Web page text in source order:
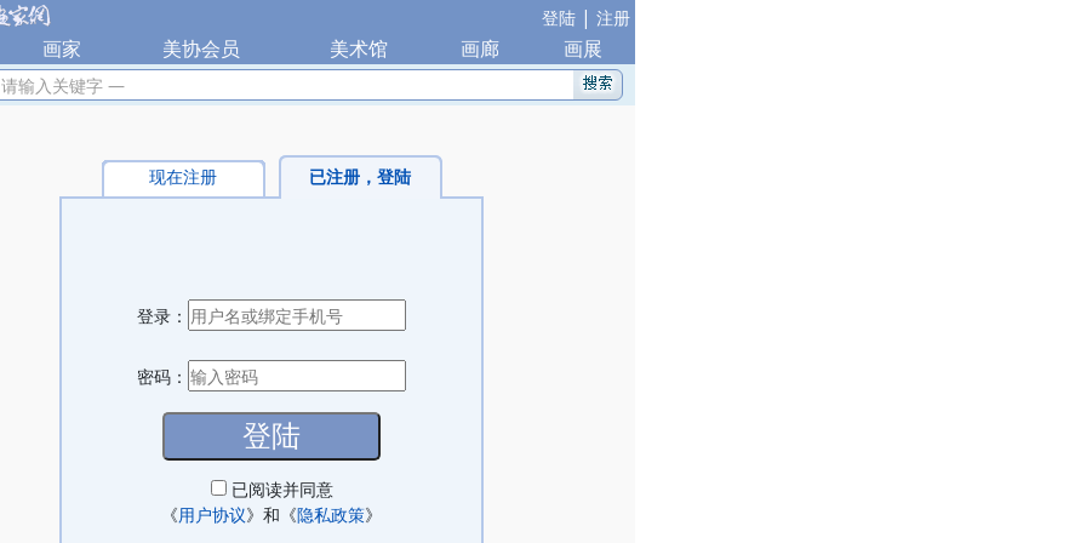
登陆 | 注册
画家 美协会员 美术馆 画廊 画展
输入关键字 —
现在注册 已注册，登陆
登录：
密码：
已阅读并同意
《用户协议》和《隐私政策》